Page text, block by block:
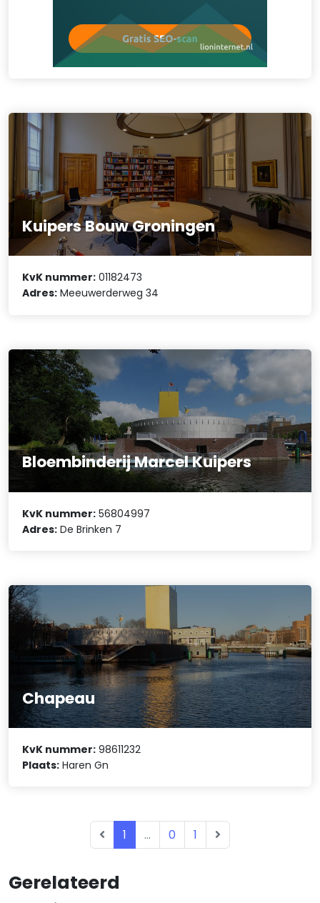
Gerelateerd
Kuipers Bouw Groningen
KvK nummer: 01182473
Adres: Meeuwerderweg 34
Bloembinderij Marcel Kuipers
KvK nummer: 56804997
Adres: De Brinken 7
Chapeau
KvK nummer: 98611232
Plaats: Haren Gn
1 ... 0 1